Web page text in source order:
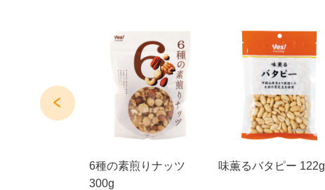
6種の素煎りナッツ
300g
味薫るバタピー 122g